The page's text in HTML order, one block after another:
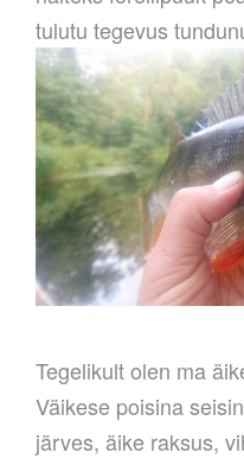
tulutu tegevus
Tegelikult olen ma
Väikese poisina
järves, äike raksus,